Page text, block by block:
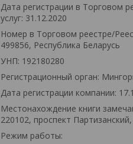
Дата регистрации в Торговом
услуг: 31.12.2020
Номер в Торговом реестре/
499856, Республика Беларусь
УНП: 192180280
Регистрационный орган:
Дата регистрации компании:
Местонахождение книги
220102, проспект
Режим работы: